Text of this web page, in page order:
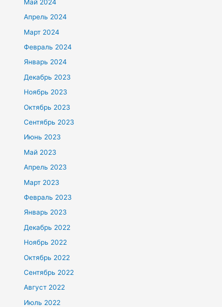
Май 2024
Апрель 2024
Март 2024
Февраль 2024
Январь 2024
Декабрь 2023
Ноябрь 2023
Октябрь 2023
Сентябрь 2023
Июнь 2023
Май 2023
Апрель 2023
Март 2023
Февраль 2023
Январь 2023
Декабрь 2022
Ноябрь 2022
Октябрь 2022
Сентябрь 2022
Август 2022
Июль 2022